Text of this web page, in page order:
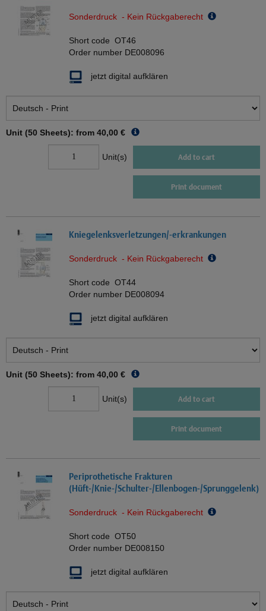
Sonderdruck - Kein Rückgaberecht
Short code OT46
Order number DE008096
jetzt digital aufklären
Unit (50 Sheets): from 40,00 €
Unit(s) Add to cart
Print document
Kniegelenksverletzungen/-erkrankungen
Sonderdruck - Kein Rückgaberecht
Short code OT44
Order number DE008094
jetzt digital aufklären
Unit (50 Sheets): from 40,00 €
Unit(s) Add to cart
Print document
Periprothetische Frakturen
(Hüft-/Knie-/Schulter-/Ellenbogen-/Sprunggelenk)
Sonderdruck - Kein Rückgaberecht
Short code OT50
Order number DE008150
jetzt digital aufklären